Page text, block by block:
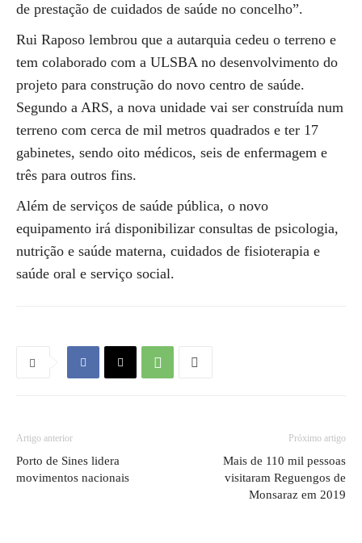
de prestação de cuidados de saúde no concelho”.
Rui Raposo lembrou que a autarquia cedeu o terreno e
tem colaborado com a ULSBA no desenvolvimento do
projeto para construção do novo centro de saúde.
Segundo a ARS, a nova unidade vai ser construída num
terreno com cerca de mil metros quadrados e ter 17
gabinetes, sendo oito médicos, seis de enfermagem e
três para outros fins.
Além de serviços de saúde pública, o novo
equipamento irá disponibilizar consultas de psicologia,
nutrição e saúde materna, cuidados de fisioterapia e
saúde oral e serviço social.
Artigo anterior
Porto de Sines lidera
movimentos nacionais
Próximo artigo
Mais de 110 mil pessoas
visitaram Reguengos de
Monsaraz em 2019